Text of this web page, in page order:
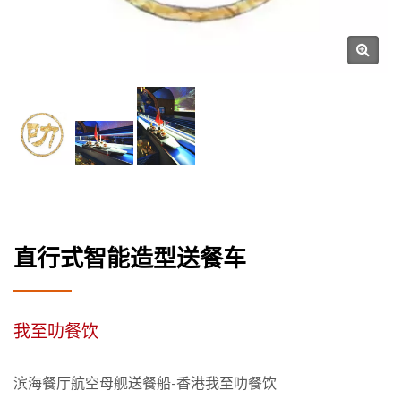
直行式智能造型送餐车
我至叻餐饮
滨海餐厅航空母舰送餐船-香港我至叻餐饮